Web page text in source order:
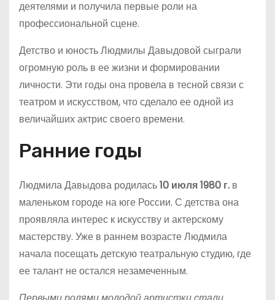
деятелями и получила первые роли на
профессиональной сцене.
Детство и юность Людмилы Давыдовой сыграли
огромную роль в ее жизни и формировании
личности. Эти годы она провела в тесной связи с
театром и искусством, что сделало ее одной из
величайших актрис своего времени.
Ранние годы
Людмила Давыдова родилась10 июля 1980 г. в
маленьком городе на юге России. С детства она
проявляла интерес к искусству и актерскому
мастерству. Уже в раннем возрасте Людмила
начала посещать детскую театральную студию, где
ее талант не остался незамеченным.